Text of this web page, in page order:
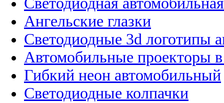
Ангельские глазки
Светодиодные 3d логотипы
Автомобильные проекторы
Гибкий неон автомобильный
Светодиодные колпачки